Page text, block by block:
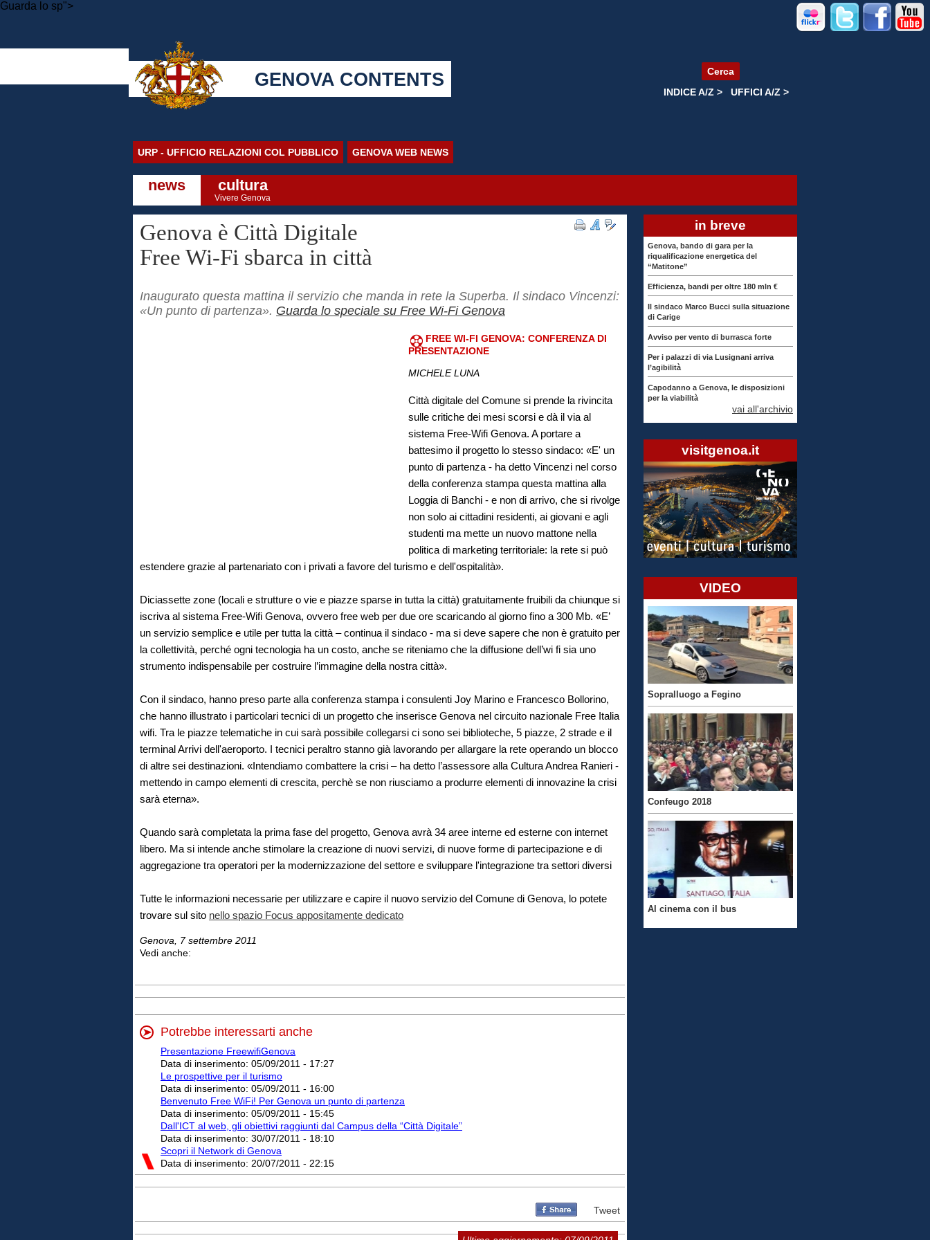
Guarda lo sp">
GENOVA CONTENTS
Cerca
INDICE A/Z >
UFFICI A/Z >
URP - UFFICIO RELAZIONI COL PUBBLICO GENOVA WEB NEWS
news cultura
Vivere Genova
Genova è Città Digitale
Free Wi-Fi sbarca in città
Inaugurato questa mattina il servizio che manda in rete la Superba. Il sindaco Vincenzi:
«Un punto di partenza». Guarda lo speciale su Free Wi-Fi Genova
FREE WI-FI GENOVA: CONFERENZA DI
PRESENTAZIONE
MICHELE LUNA
Città digitale del Comune si prende la rivincita
sulle critiche dei mesi scorsi e dà il via al
sistema Free-Wifi Genova. A portare a
battesimo il progetto lo stesso sindaco: «E' un
punto di partenza - ha detto Vincenzi nel corso
della conferenza stampa questa mattina alla
Loggia di Banchi - e non di arrivo, che si rivolge
non solo ai cittadini residenti, ai giovani e agli
studenti ma mette un nuovo mattone nella
politica di marketing territoriale: la rete si può
estendere grazie al partenariato con i privati a favore del turismo e dell'ospitalità».
Diciassette zone (locali e strutture o vie e piazze sparse in tutta la città) gratuitamente fruibili da chiunque si
iscriva al sistema Free-Wifi Genova, ovvero free web per due ore scaricando al giorno fino a 300 Mb. «E’
un servizio semplice e utile per tutta la città – continua il sindaco - ma si deve sapere che non è gratuito per
la collettività, perché ogni tecnologia ha un costo, anche se riteniamo che la diffusione dell’wi fi sia uno
strumento indispensabile per costruire l’immagine della nostra città».
Con il sindaco, hanno preso parte alla conferenza stampa i consulenti Joy Marino e Francesco Bollorino,
che hanno illustrato i particolari tecnici di un progetto che inserisce Genova nel circuito nazionale Free Italia
wifi. Tra le piazze telematiche in cui sarà possibile collegarsi ci sono sei biblioteche, 5 piazze, 2 strade e il
terminal Arrivi dell'aeroporto. I tecnici peraltro stanno già lavorando per allargare la rete operando un blocco
di altre sei destinazioni. «Intendiamo combattere la crisi – ha detto l’assessore alla Cultura Andrea Ranieri -
mettendo in campo elementi di crescita, perchè se non riusciamo a produrre elementi di innovazine la crisi
sarà eterna».
Quando sarà completata la prima fase del progetto, Genova avrà 34 aree interne ed esterne con internet
libero. Ma si intende anche stimolare la creazione di nuovi servizi, di nuove forme di partecipazione e di
aggregazione tra operatori per la modernizzazione del settore e sviluppare l'integrazione tra settori diversi
Tutte le informazioni necessarie per utilizzare e capire il nuovo servizio del Comune di Genova, lo potete
trovare sul sito nello spazio Focus appositamente dedicato
Genova, 7 settembre 2011
Vedi anche:
Potrebbe interessarti anche
Presentazione FreewifiGenova
Data di inserimento: 05/09/2011 - 17:27
Le prospettive per il turismo
Data di inserimento: 05/09/2011 - 16:00
Benvenuto Free WiFi! Per Genova un punto di partenza
Data di inserimento: 05/09/2011 - 15:45
Dall'ICT al web, gli obiettivi raggiunti dal Campus della “Città Digitale”
Data di inserimento: 30/07/2011 - 18:10
Scopri il Network di Genova
Data di inserimento: 20/07/2011 - 22:15
Tweet
in breve
Genova, bando di gara per la
riqualificazione energetica del
“Matitone”
Efficienza, bandi per oltre 180 mln €
Il sindaco Marco Bucci sulla situazione
di Carige
Avviso per vento di burrasca forte
Per i palazzi di via Lusignani arriva
l’agibilità
Capodanno a Genova, le disposizioni
per la viabilità
vai all'archivio
visitgenoa.it
VIDEO
Sopralluogo a Fegino
Confeugo 2018
Al cinema con il bus